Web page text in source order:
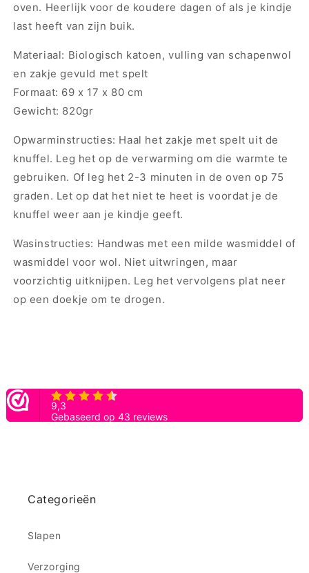
oven. Heerlijk voor de koudere dagen of als je kindje
last heeft van zijn buik.
Materiaal: Biologisch katoen, vulling van schapenwol
en zakje gevuld met spelt
Formaat: 69 x 17 x 80 cm
Gewicht: 820gr
Opwarminstructies: Haal het zakje met spelt uit de
knuffel. Leg het op de verwarming om die warmte te
gebruiken. Of leg het 2-3 minuten in de ovenop 75
graden. Let op dat het niet te heet is voordat je de
knuffel weer aan je kindje geeft.
Wasinstructies: Handwas met een milde wasmiddel of
wasmiddel voor wol. Niet uitwringen, maar
voorzichtig uitknijpen. Leg het vervolgens plat neer
op een doekje om te drogen.
Categorieën
Slapen
Verzorging